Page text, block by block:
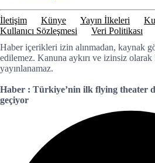
İletişim Künye Yayın İlkeleri
Kullanıcı Sözleşmesi
Veri Politikası
Haber içerikleri izin alınmadan, kaynak
edilemez. Kanuna aykırı ve izinsiz
yayınlanamaz.
Haber : Türkiye’nin ilk flying theater
geçiyor